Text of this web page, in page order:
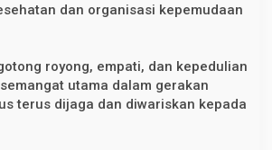
dan organisasi kepemudaan
royong, empati, dan kepedulian
utama dalam gerakan
terus dijaga dan diwariskan kepada